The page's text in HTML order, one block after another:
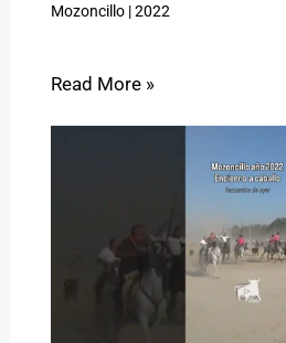
Mozoncillo|2022
Read More »